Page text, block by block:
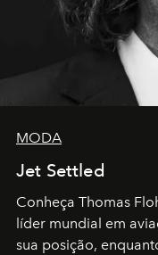
MODA
Jet Settled
Conheça Thomas
líder mundial em
sua posição,